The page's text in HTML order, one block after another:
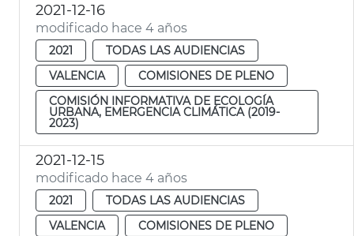
2021-12-16
modificado hace 4 años
2021
TODAS LAS AUDIENCIAS
VALENCIA
COMISIONES DE PLENO
COMISIÓN INFORMATIVA DE ECOLOGÍA
URBANA, EMERGENCIA CLIMÁTICA (2019-
2023)
2021-12-15
modificado hace 4 años
2021
TODAS LAS AUDIENCIAS
VALENCIA
COMISIONES DE PLENO